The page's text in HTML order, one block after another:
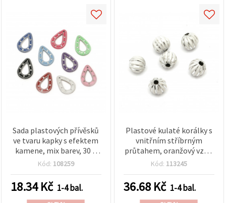
Sada plastových přívěsků
ve tvaru kapky s efektem
kamene, mix barev, 30 ×
20 × 2,5 mm, průvlek 1
pro výrobu šperků,
náušnic, náhrdelníků, DIY
a ruční tvoření
Kód: 108259
18.34Kč 1-4 bal.
Plastové kulaté korálky s
vnitřním stříbrným
průtahem, oranžový vzor,
10 mm, otvor 2 mm, bílé,
dekorace – 50 g (~95 ks)
Kód: 113245
36.68 Kč 1-4 bal.